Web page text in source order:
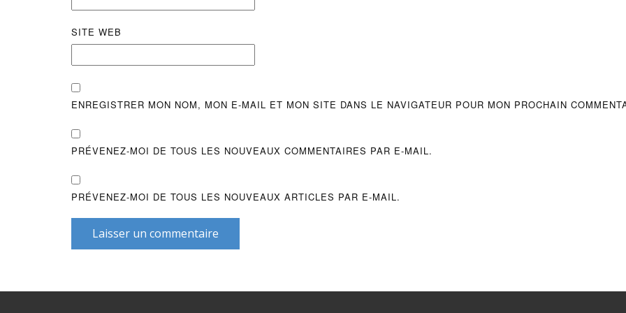
SITE WEB
ENREGISTRER MON NOM, MON E-MAIL ET MON SITE DANS LE NAVIGATEUR POUR MON PROCHAIN
PRÉVENEZ-MOI DE TOUS LES NOUVEAUX COMMENTAIRES PAR E-MAIL.
PRÉVENEZ-MOI DE TOUS LES NOUVEAUX ARTICLES PAR E-MAIL.
Laisser un commentaire